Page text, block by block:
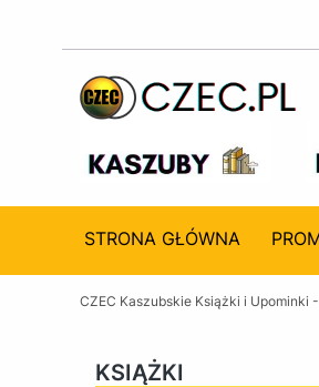
STRONA GŁÓWNA
CZEC Kaszubskie Książki i Upominki
KSIĄŻKI